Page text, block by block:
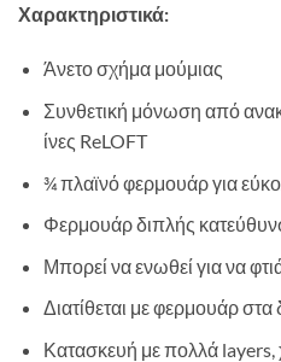
Χαρακτηριστικά:
Άνετο σχήμα μούμιας
Συνθετική μόνωση από
ίνες ReLOFT
¾ πλαϊνό φερμουάρ για
Φερμουάρ διπλής
Μπορεί να ενωθεί για να
Διατίθεται με φερμουάρ στα
Κατασκευή με πολλά